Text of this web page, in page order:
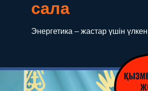
сала
Энергетика – жастар үшін үлкен